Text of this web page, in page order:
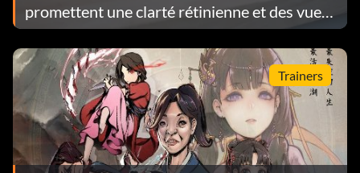
promettent une clarté rétinienne et des vues
à l'échelle IMAX
Trainers